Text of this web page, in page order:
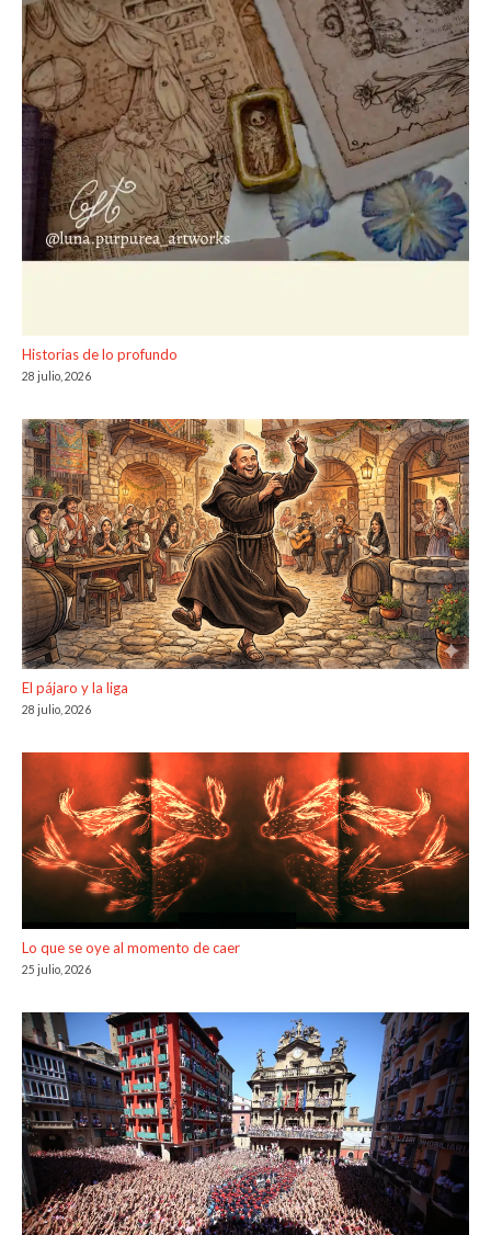
Historias de lo profundo
28 julio, 2026
El pájaro y la liga
28 julio, 2026
Lo que se oye al momento de caer
25 julio, 2026